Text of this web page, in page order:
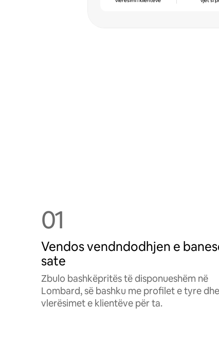
01
Vendos vendndodhjen e
sate
Zbulo bashkëpritës të disponueshëm në
Lombard, së bashku me profilet e tyre dhe
vlerësimet e klientëve për ta.